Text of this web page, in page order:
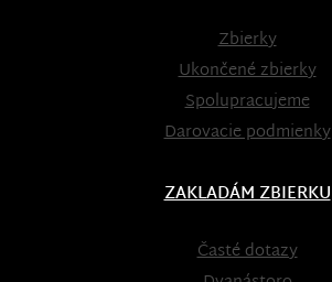
Zbierky
Ukončené zbierky
Spolupracujeme
Darovacie podmienky
ZAKLADÁM ZBIERKU
Časté dotazy